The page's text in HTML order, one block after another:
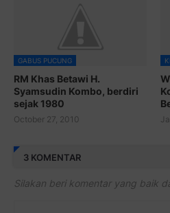
GABUS PUCUNG
RM Khas Betawi H.
Syamsudin Kombo, berdiri
sejak 1980
October 27, 2010
3 KOMENTAR
Silakan beri komentar yang baik